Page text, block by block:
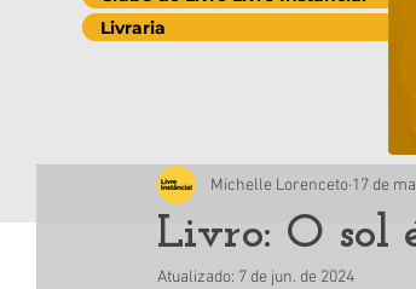
Livraria
Livro: O sol
Michelle Lorenceto 17 de
Atualizado: 7 de jun. de 2024